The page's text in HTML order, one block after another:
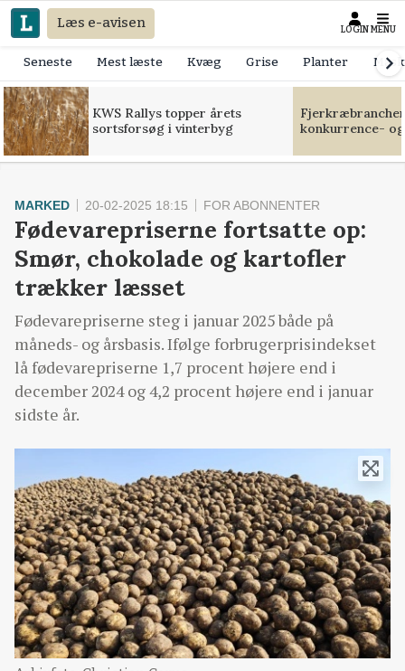
Læs e-avisen LOGIN MENU
Seneste Mest læste Kvæg Grise Planter
KWS Rallys topper årets
sortsforsøg i vinterbyg
konkurrence-
MARKED 20-02-2025 18:15 FOR ABONNENTER
Fødevarepriserne fortsatte op:
Smør, chokolade og kartofler
trækker læsset
Fødevarepriserne steg i januar 2025 både på
måneds- og årsbasis. Ifølge forbrugerprisindekset
lå fødevarepriserne 1,7 procent højere end i
december 2024 og 4,2 procent højere end i januar
sidste år.